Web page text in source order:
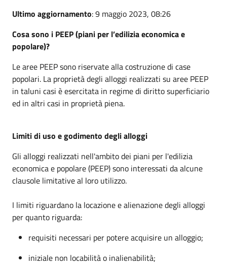
Ultimo aggiornamento: 9 maggio 2023, 08:26
Cosa sono i PEEP (piani per l’edilizia economica e
popolare)?
Le aree PEEP sono riservate alla costruzione di case
popolari. La proprietà degli alloggi realizzati su aree PEEP
in taluni casi è esercitata in regime di diritto superficiario
ed in altri casi in proprietà piena.
Limiti di uso e godimento degli alloggi
Gli alloggi realizzati nell'ambito dei piani per l'edilizia
economica e popolare (PEEP) sono interessati da alcune
clausole limitative al loro utilizzo.
I limiti riguardano la locazione e alienazione degli alloggi
per quanto riguarda:
requisiti necessari per potere acquisire un alloggio;
iniziale non locabilità o inalienabilità;